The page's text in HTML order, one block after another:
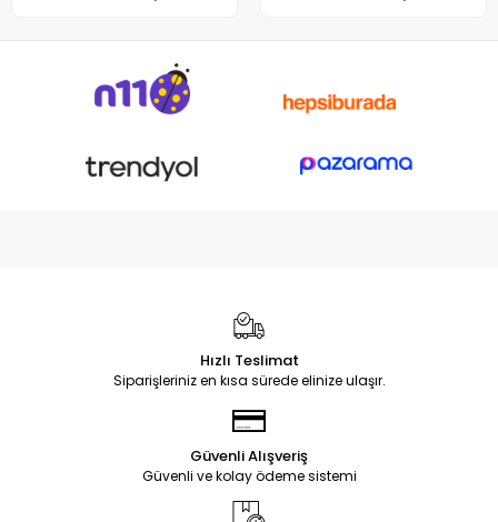
Hızlı Teslimat
Siparişleriniz en kısa sürede elinize ulaşır.
Güvenli Alışveriş
Güvenli ve kolay ödeme sistemi